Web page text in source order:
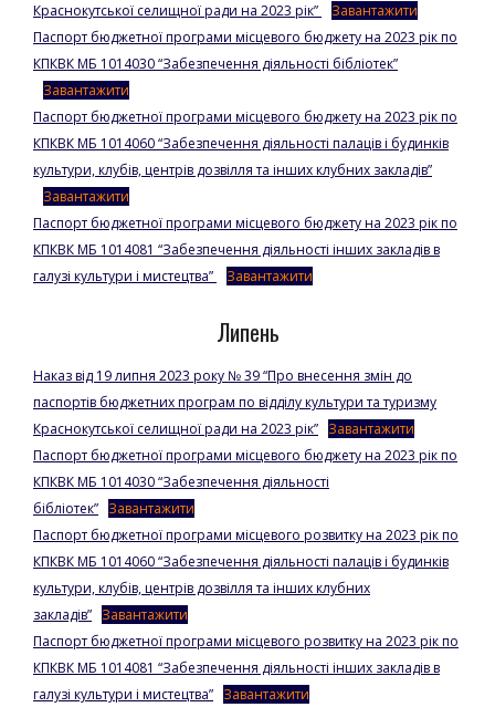
Краснокутської селищної ради на 2023 рік”
Завантажити
Паспорт бюджетної програми місцевого бюджету на 2023 рік по
КПКВК МБ 1014030 “Забезпечення діяльності бібліотек”
Завантажити
Паспорт бюджетної програми місцевого бюджету на 2023 рік по
КПКВК МБ 1014060 “Забезпечення діяльності палаців і будинків
культури, клубів, центрів дозвілля та інших клубних закладів”
Завантажити
Паспорт бюджетної програми місцевого бюджету на 2023 рік по
КПКВК МБ 1014081 “Забезпечення діяльності інших закладів в
галузі культури і мистецтва”
Завантажити
Липень
Наказ від 19 липня 2023 року № 39 “Про внесення змін до
паспортів бюджетних програм по відділу культури та туризму
Краснокутської селищної ради на 2023 рік” Завантажити
Паспорт бюджетної програми місцевого бюджету на 2023 рік по
КПКВК МБ 1014030 “Забезпечення діяльності
бібліотек” Завантажити
Паспорт бюджетної програми місцевого розвитку на 2023 рік по
КПКВК МБ 1014060 “Забезпечення діяльності палаців і будинків
культури, клубів, центрів дозвілля та інших клубних
закладів” Завантажити
Паспорт бюджетної програми місцевого розвитку на 2023 рік по
КПКВК МБ 1014081 “Забезпечення діяльності інших закладів в
галузі культури і мистецтва” Завантажити